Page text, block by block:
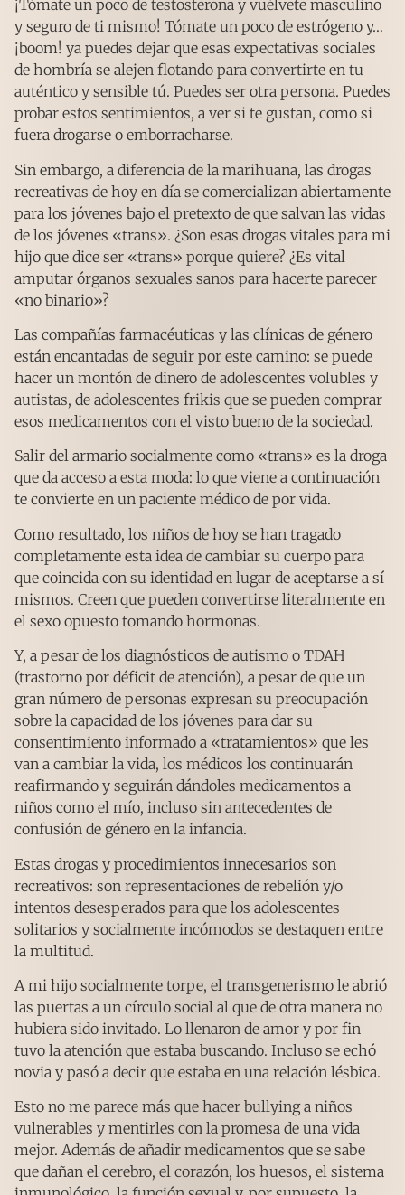
¡Tómate un poco de testosterona y vuélvete masculino
y seguro de ti mismo! Tómate un poco de estrógeno y…
¡boom! ya puedes dejar que esas expectativas sociales
de hombría se alejen flotando para convertirte en tu
auténtico y sensible tú. Puedes ser otra persona. Puedes
probar estos sentimientos, a ver si te gustan, como si
fuera drogarse o emborracharse.
Sin embargo, a diferencia de la marihuana, las drogas
recreativas de hoy en día se comercializan abiertamente
para los jóvenes bajo el pretexto de que salvan las vidas
de los jóvenes «trans». ¿Son esas drogas vitales para mi
hijo que dice ser «trans» porque quiere? ¿Es vital
amputar órganos sexuales sanos para hacerte parecer
«no binario»?
Las compañías farmacéuticas y las clínicas de género
están encantadas de seguir por este camino: se puede
hacer un montón de dinero de adolescentes volubles y
autistas, de adolescentes frikis que se pueden comprar
esos medicamentos con el visto bueno de la sociedad.
Salir del armario socialmente como «trans» es la droga
que da acceso a esta moda: lo que viene a continuación
te convierte en un paciente médico de por vida.
Como resultado, los niños de hoy se han tragado
completamente esta idea de cambiar su cuerpo para
que coincida con su identidad en lugar de aceptarse a sí
mismos. Creen que pueden convertirse literalmente en
el sexo opuesto tomando hormonas.
Y, a pesar de los diagnósticos de autismo o TDAH
(trastorno por déficit de atención), a pesar de que un
gran número de personas expresan su preocupación
sobre la capacidad de los jóvenes para dar su
consentimiento informado a «tratamientos» que les
van a cambiar la vida, los médicos los continuarán
reafirmando y seguirán dándoles medicamentos a
niños como el mío, incluso sin antecedentes de
confusión de género en la infancia.
Estas drogas y procedimientos innecesarios son
recreativos: son representaciones de rebelión y/o
intentos desesperados para que los adolescentes
solitarios y socialmente incómodos se destaquen entre
la multitud.
A mi hijo socialmente torpe, el transgenerismo le abrió
las puertas a un círculo social al que de otra manera no
hubiera sido invitado. Lo llenaron de amor y por fin
tuvo la atención que estaba buscando. Incluso se echó
novia y pasó a decir que estaba en una relación lésbica.
Esto no me parece más que hacer bullying a niños
vulnerables y mentirles con la promesa de una vida
mejor. Además de añadir medicamentos que se sabe
que dañan el cerebro, el corazón, los huesos, el sistema